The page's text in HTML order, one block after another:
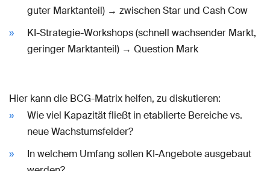
guter Marktanteil) → zwischen Star und Cash Cow
KI-Strategie-Workshops (schnell wachsender Markt,
geringer Marktanteil) → Question Mark
Hier kann die BCG-Matrix helfen, zu diskutieren:
Wie viel Kapazität fließt in etablierte Bereiche vs.
neue Wachstumsfelder?
In welchem Umfang sollen KI-Angebote ausgebaut